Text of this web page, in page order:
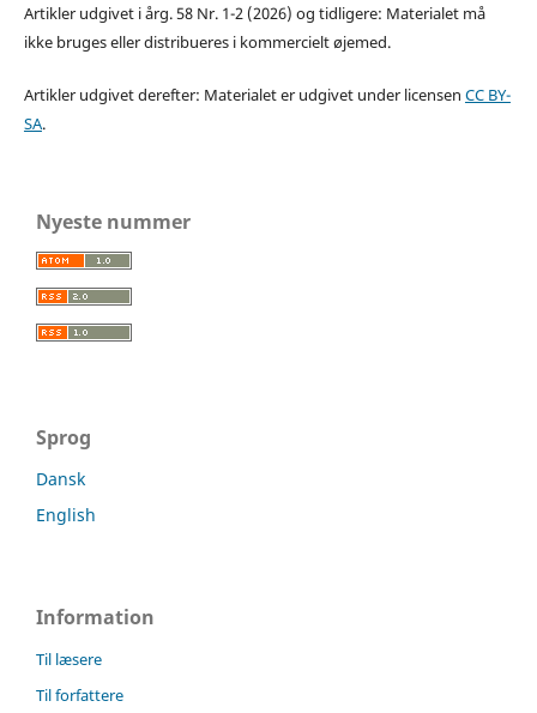
Artikler udgivet i årg. 58 Nr. 1-2 (2026) og tidligere: Materialet må
ikke bruges eller distribueres i kommercielt øjemed.
Artikler udgivet derefter: Materialet er udgivet under licensen CC BY-
SA.
Nyeste nummer
Sprog
Dansk
English
Information
Til læsere
Til forfattere